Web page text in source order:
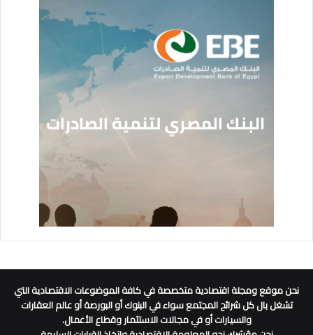
نحن موقع ومجلة اقتصادية متخصصة في كافة الموضوعات الاقتصادية التي
تشغل بال كل شرائح المجتمع سواء في البنوك أو البورصة أو عالم العقارات
والسيارات أو في مجالات الاستثمار وقطاع الأعمال.